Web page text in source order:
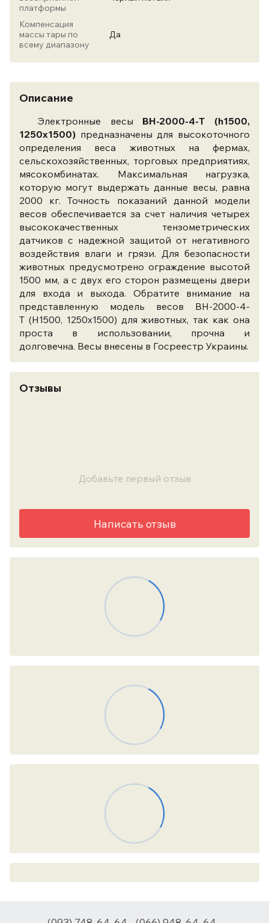
платформы
Компенсация
массы тары по
всему диапазону
Да
Описание
Электронные весы ВН-2000-4-Т (h1500,
1250x1500) предназначены для высокоточного
определения веса животных на фермах,
сельскохозяйственных, торговых предприятиях,
мясокомбинатах. Максимальная нагрузка,
которую могут выдержать данные весы, равна
2000 кг. Точность показаний данной модели
весов обеспечивается за счет наличия четырех
высококачественных тензометрических
датчиков с надежной защитой от негативного
воздействия влаги и грязи. Для безопасности
животных предусмотрено ограждение высотой
1500 мм, а с двух его сторон размещены двери
для входа и выхода. Обратите внимание на
представленную модель весов ВН-2000-4-
Т (Н1500, 1250x1500) для животных, так как она
проста в использовании, прочна и
долговечна. Весы внесены в Госреестр Украины.
Отзывы
Добавьте первый отзыв
Написать отзыв